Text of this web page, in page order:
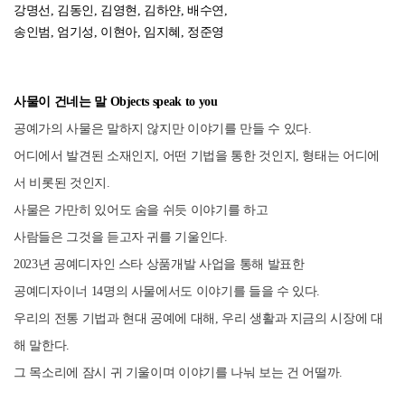
강명선, 김동인, 김영현, 김하얀, 배수연,
송인범, 엄기성, 이현아, 임지혜, 정준영
사물이 건네는 말 Objects speak to you
공예가의 사물은 말하지 않지만 이야기를 만들 수 있다.
어디에서 발견된 소재인지, 어떤 기법을 통한 것인지, 형태는 어디에
서 비롯된 것인지.
사물은 가만히 있어도 숨을 쉬듯 이야기를 하고
사람들은 그것을 듣고자 귀를 기울인다.
2023년 공예디자인 스타 상품개발 사업을 통해 발표한
공예디자이너 14명의 사물에서도 이야기를 들을 수 있다.
우리의 전통 기법과 현대 공예에 대해, 우리 생활과 지금의 시장에 대
해 말한다.
그 목소리에 잠시 귀 기울이며 이야기를 나눠 보는 건 어떨까.